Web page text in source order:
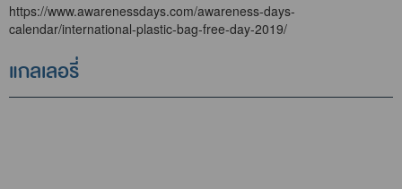
https://www.awarenessdays.com/awareness-days-
calendar/international-plastic-bag-free-day-2019/
แกลเลอรี่